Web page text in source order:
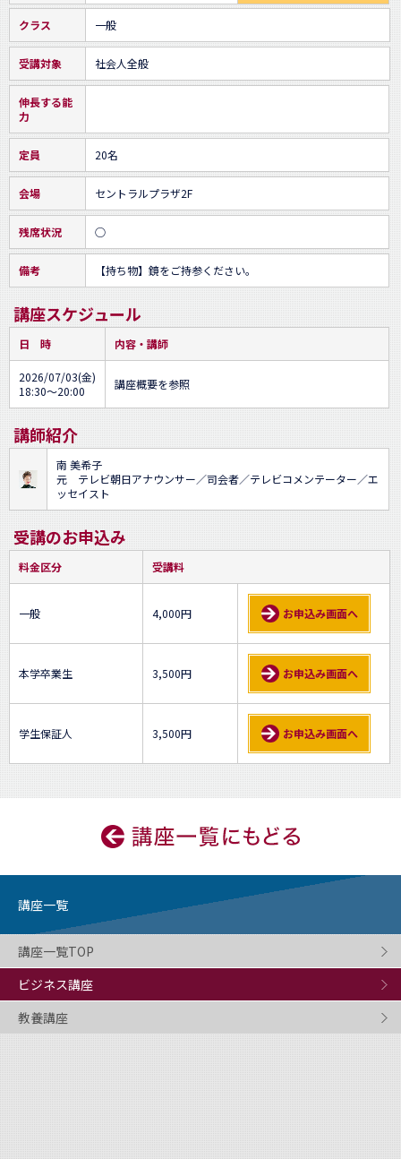
クラス 一般
受講対象 社会人全般
伸長する能
力
定員 20名
会場 セントラルプラザ2F
残席状況 ○
備考 【持ち物】鏡をご持参ください。
講座スケジュール
日 時 内容・講師
2026/07/03(金)
18:30～20:00
講座概要を参照
講師紹介
南 美希子
元 テレビ朝日アナウンサー／司会者／テレビコメンテーター／エ
ッセイスト
受講のお申込み
料金区分 受講料
一般 4,000円 お申込み画面へ
本学卒業生 3,500円 お申込み画面へ
学生保証人 3,500円 お申込み画面へ
講座一覧
講座一覧TOP
ビジネス講座
教養講座